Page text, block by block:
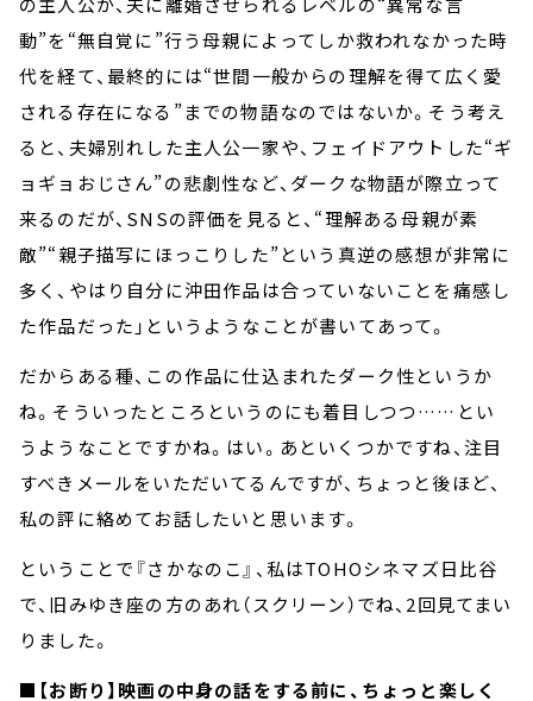
動”を“無自覚に”行う母親によってしか救われなかった時
代を経て、最終的には“世間一般からの理解を得て広く愛
される存在になる”までの物語なのではないか。そう考え
ると、夫婦別れした主人公一家や、フェイドアウトした“ギ
ョギョおじさん”の悲劇性など、ダークな物語が際立って
来るのだが、SNSの評価を見ると、“理解ある母親が素
敵”“親子描写にほっこりした”という真逆の感想が非常に
多く、やはり自分に沖田作品は合っていないことを痛感し
た作品だった」というようなことが書いてあって。
だからある種、この作品に仕込まれたダーク性というか
ね。そういったところというのにも着目しつつ……とい
うようなことですかね。はい。あといくつかですね、注目
すべきメールをいただいてるんですが、ちょっと後ほど、
私の評に絡めてお話したいと思います。
ということで『さかなのこ』、私はTOHOシネマズ日比谷
で、旧みゆき座の方のあれ（スクリーン）でね、2回見てまい
りました。
■【お断り】映画の中身の話をする前に、ちょっと楽しく